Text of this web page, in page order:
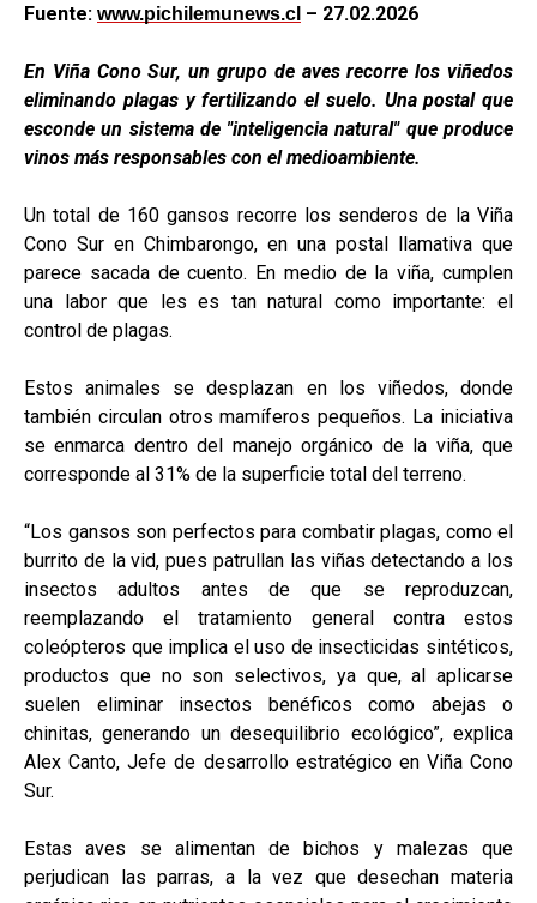
Fuente: www.pichilemunews.cl – 27.02.2026
En Viña Cono Sur,un grupo de aves recorre los viñedos
eliminando plagas y fertilizando el suelo. Una postal que
esconde un sistema de "inteligencia natural" que produce
vinos más responsables con el medioambiente.
Un total de 160 gansos recorre los senderos de la Viña
Cono Sur en Chimbarongo, en una postal llamativa que
parece sacada de cuento. En medio de la viña, cumplen
una labor que les es tan natural como importante: el
control de plagas.
Estos animales se desplazan en los viñedos, donde
también circulan otros mamíferos pequeños. La iniciativa
se enmarca dentro del manejo orgánico de la viña, que
corresponde al 31% de la superficie total del terreno.
“Los gansos son perfectos para combatir plagas, como el
burrito de la vid, pues patrullan las viñas detectando a los
insectos adultos antes de que se reproduzcan,
reemplazando el tratamiento general contra estos
coleópteros que implica el uso de insecticidas sintéticos,
productos que no son selectivos, ya que, al aplicarse
suelen eliminar insectos benéficos como abejas o
chinitas, generando un desequilibrio ecológico”, explica
Alex Canto, Jefe de desarrollo estratégico en Viña Cono
Sur.
Estas aves se alimentan de bichos y malezas que
perjudican las parras, a la vez que desechan materia